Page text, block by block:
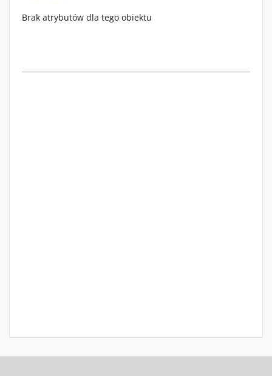
Brak atrybutów dla tego obiektu